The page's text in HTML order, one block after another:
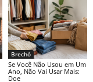
Brechó
Se Você Não Usou em Um
Ano, Não Vai Usar Mais:
Doe